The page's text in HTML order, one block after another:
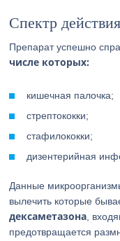
Спектр действия
Препарат успешно
числе которых:
кишечная палочка;
стрептококки;
стафилококки;
дизентерийная
Данные
вылечить которые
дексаметазона ,
предотвращается